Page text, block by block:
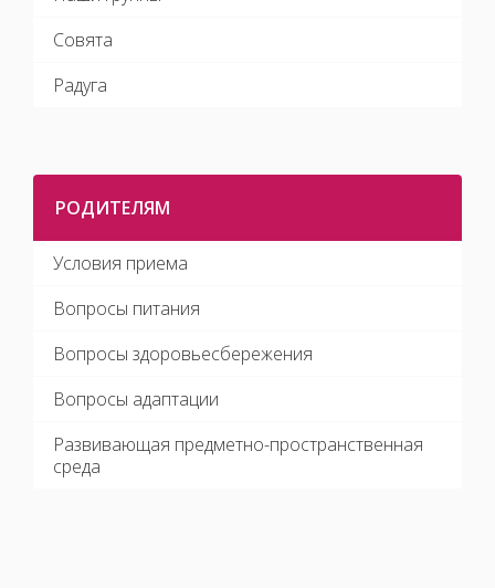
Совята
Радуга
РОДИТЕЛЯМ
Условия приема
Вопросы питания
Вопросы здоровьесбережения
Вопросы адаптации
Развивающая предметно-пространственная
среда